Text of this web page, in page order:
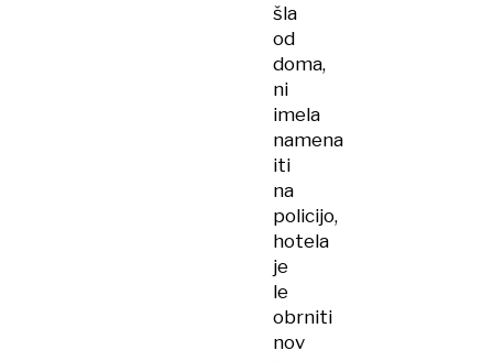
šla
od
doma,
ni
imela
namena
iti
na
policijo,
hotela
je
le
obrniti
nov